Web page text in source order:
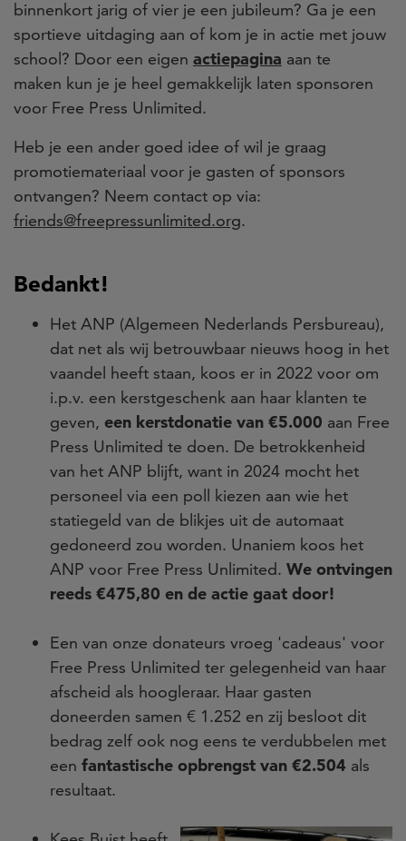
binnenkort jarig of vier je een jubileum? Ga je een
sportieve uitdaging aan of kom je in actie met jouw
school? Door een eigen actiepagina aan te
maken kun je je heel gemakkelijk laten sponsoren
voor Free Press Unlimited.
Heb je een ander goed idee of wil je graag
promotiemateriaal voor je gasten of sponsors
ontvangen? Neem contact op via:
friends@freepressunlimited.org.
Bedankt!
Het ANP (Algemeen Nederlands Persbureau),
dat net als wij betrouwbaar nieuws hoog in het
vaandel heeft staan, koos er in 2022 voor om
i.p.v. een kerstgeschenk aan haar klanten te
geven, een kerstdonatie van €5.000 aan Free
Press Unlimited te doen. De betrokkenheid
van het ANP blijft, want in 2024 mocht het
personeel via een poll kiezen aan wie het
statiegeld van de blikjes uit de automaat
gedoneerd zou worden. Unaniem koos het
ANP voor Free Press Unlimited. We ontvingen
reeds €475,80 en de actie gaat door!
Een van onze donateurs vroeg 'cadeaus' voor
Free Press Unlimited ter gelegenheid van haar
afscheid als hoogleraar. Haar gasten
doneerden samen € 1.252 en zij besloot dit
bedrag zelf ook nog eens te verdubbelen met
een fantastische opbrengst van €2.504 als
resultaat.